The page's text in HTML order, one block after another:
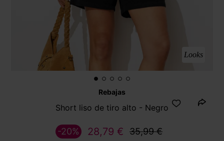
Looks
Rebajas
Short liso de tiro alto - Negro
28,79 € 35,99 €
-20%